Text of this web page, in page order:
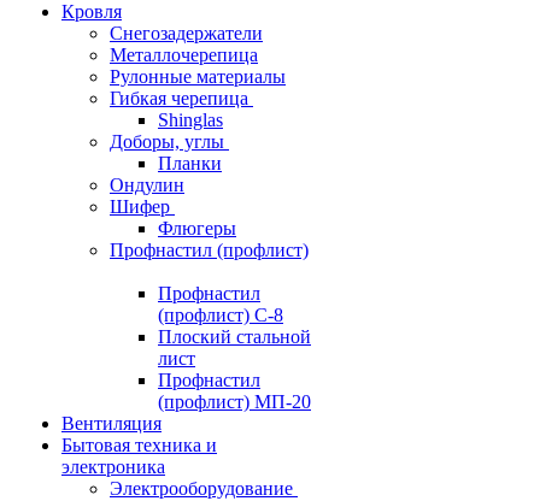
Кровля
Снегозадержатели
Металлочерепица
Рулонные материалы
Гибкая черепица
Shinglas
Доборы, углы
Планки
Ондулин
Шифер
Флюгеры
Профнастил (профлист)
Профнастил
(профлист) С-8
Плоский стальной
лист
Профнастил
(профлист) МП-20
Вентиляция
Бытовая техника и
электроника
Электрооборудование